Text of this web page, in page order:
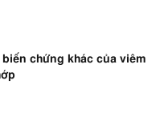
chứng khác của viêm